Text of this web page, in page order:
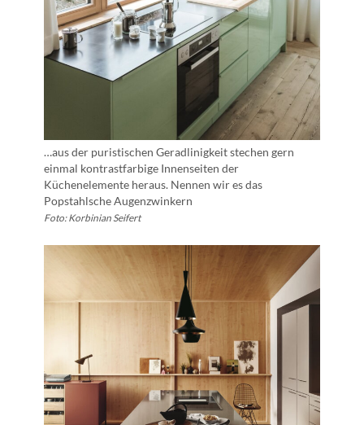
…aus der puristischen Geradlinigkeit stechen gern
einmal kontrastfarbige Innenseiten der
Küchenelemente heraus. Nennen wir es das
Popstahlsche Augenzwinkern
Foto: Korbinian Seifert